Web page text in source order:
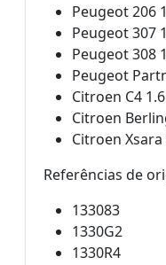
Peugeot 206
Peugeot 307
Peugeot 308
Peugeot
Citroen C4
Citroen
Citroen
Referências de
133083
1330G2
1330R4